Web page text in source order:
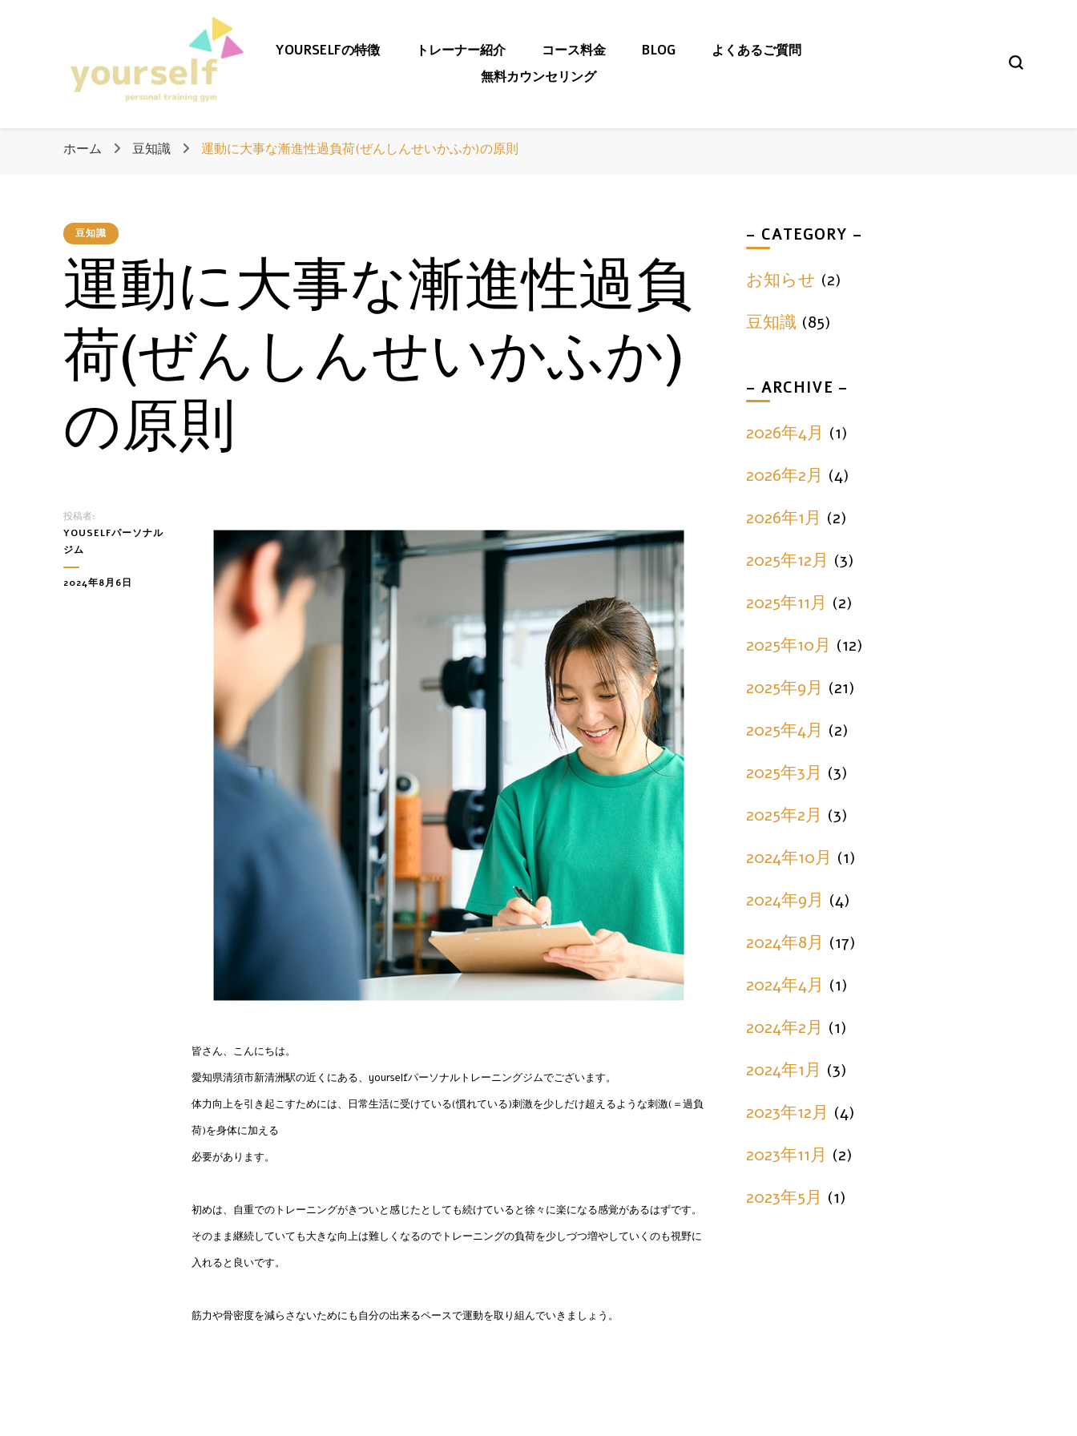
愛知県清須市のパーソナルトレーニングジム「yourself」
愛知県清須市のパーソナルトレーニングジム
「yourself」
YOURSELFの特徴 トレーナー紹介 コース料金 BLOG
よくあるご質問
無料カウンセリング
ホーム 豆知識 運動に大事な漸進性過負荷(ぜんしんせいかふか)の原則
豆知識
運動に大事な漸進性過負
荷(ぜんしんせいかふか)
の原則
投稿者:
YOUSELFパーソナル
ジム
2024年8月6日
皆さん、こんにちは。
愛知県清須市新清洲駅の近くにある、yourselfパーソナルトレーニングジムでございます。
体力向上を引き起こすためには、日常生活に受けている(慣れている)刺激を少しだけ超えるような刺激(＝過負
荷)を身体に加える
必要があります。
初めは、自重でのトレーニングがきついと感じたとしても続けていると徐々に楽になる感覚があるはずです。
そのまま継続していても大きな向上は難しくなるのでトレーニングの負荷を少しづつ増やしていくのも視野に
入れると良いです。
筋力や骨密度を減らさないためにも自分の出来るペースで運動を取り組んでいきましょう。
– CATEGORY –
お知らせ (2)
豆知識 (85)
– ARCHIVE –
2026年4月 (1)
2026年2月 (4)
2026年1月 (2)
2025年12月 (3)
2025年11月 (2)
2025年10月 (12)
2025年9月 (21)
2025年4月 (2)
2025年3月 (3)
2025年2月 (3)
2024年10月 (1)
2024年9月 (4)
2024年8月 (17)
2024年4月 (1)
2024年2月 (1)
2024年1月 (3)
2023年12月 (4)
2023年11月 (2)
2023年5月 (1)